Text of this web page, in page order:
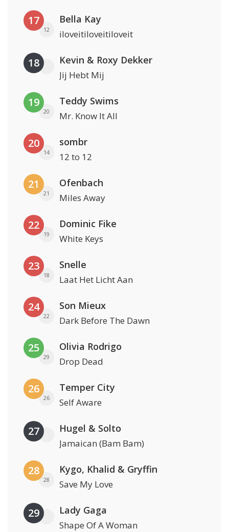
17
12
Bella Kay
iloveitiloveitiloveit
18 Kevin & Roxy Dekker
Jij Hebt Mij
19
20
Teddy Swims
Mr. Know It All
20
14
sombr
12 to 12
21
21
Ofenbach
Miles Away
22
19
Dominic Fike
White Keys
23
18
Snelle
Laat Het Licht Aan
24
22
Son Mieux
Dark Before The Dawn
25
29
Olivia Rodrigo
Drop Dead
26
26
Temper City
Self Aware
27 Hugel & Solto
Jamaican (Bam Bam)
28
28
Kygo, Khalid & Gryffin
Save My Love
29 Lady Gaga
Shape Of A Woman